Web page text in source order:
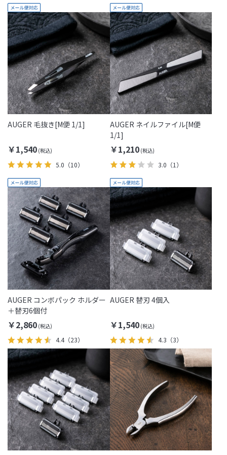
AUGER 毛抜き[M便 1/1]
￥1,540
5.0 （10）
AUGER ネイルファイル[M便
1/1]
￥1,210
3.0 （1）
AUGER コンボパック ホルダー
＋替刃6個付
￥2,860
4.4（23）
AUGER 替刃 4個入
￥1,540
4.3 （3）